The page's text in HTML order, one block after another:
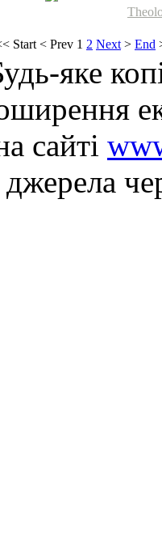
Start < Prev 1 2 Next > End
яке
сайті